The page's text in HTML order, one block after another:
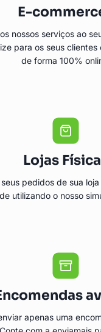
E-
nossos serviços ao
para os seus
de forma 100%
Lojas
seus pedidos de sua
utilizando o nosso
apenas uma